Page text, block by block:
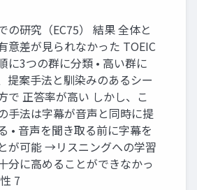
の研究（EC75） 結果 全体と
意差が見られなかった TOEIC
に3つの群に分類 • 高い群に
提案手法と馴染みのあるシー
で 正答率が高い しかし、こ
手法は字幕が音声と同時に提
• 音声を聞き取る前に字幕を
が可能 →リスニングへの学習
分に高めることができなかっ
7